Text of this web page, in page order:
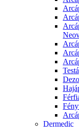
Dermedic